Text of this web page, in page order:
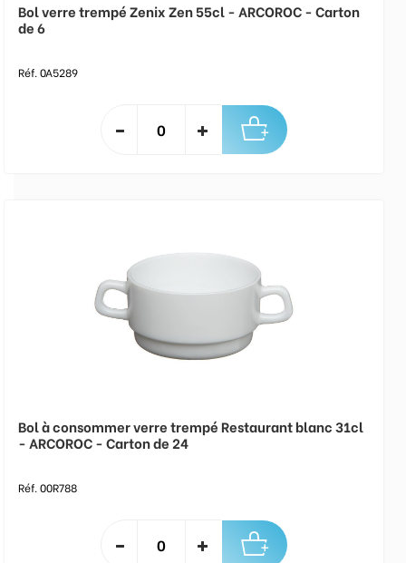
Bol verre trempé Zenix Zen 55cl - ARCOROC - Carton
de 6
Réf. 0A5289
Bol à consommer verre trempé Restaurant blanc 31cl
- ARCOROC - Carton de 24
Réf. 00R788